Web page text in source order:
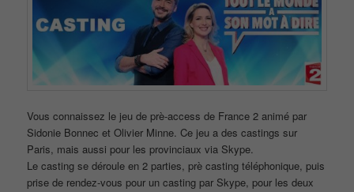
Vous connaissez le jeu de prè-access de France 2 animé par
Sidonie Bonnec et Olivier Minne. Ce jeu a des castings sur
Paris, mais aussi pour les provinciaux via Skype.
Le casting se déroule en 2 parties, prè casting téléphonique, puis
prise de rendez-vous pour un casting par Skype, pour les deux